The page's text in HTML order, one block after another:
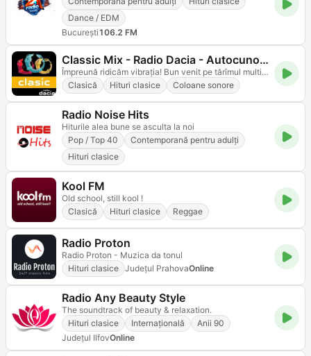
Dance / EDM
Bucureşti106.2 FM
Classic Mix - Radio Dacia - Autocunoastere, Mindfullness
Împreună ridicăm vibrația! Bun venit pe tărîmul multiplelor posibilități!
Clasică
Hituri clasice Coloane sonore
Radio Noise Hits
Hiturile alea bune se asculta la noi
Pop / Top 40
Contemporană pentru adulți
Hituri clasice
Kool FM
Old school, still kool !
Clasică
Hituri clasice Reggae
Radio Proton
Radio Proton - Muzica da tonul
Hituri clasice Județul PrahovaOnline
Radio Any Beauty Style
The soundtrack of beauty & relaxation.
Hituri clasice
Internațională
Anii 90
Județul IlfovOnline